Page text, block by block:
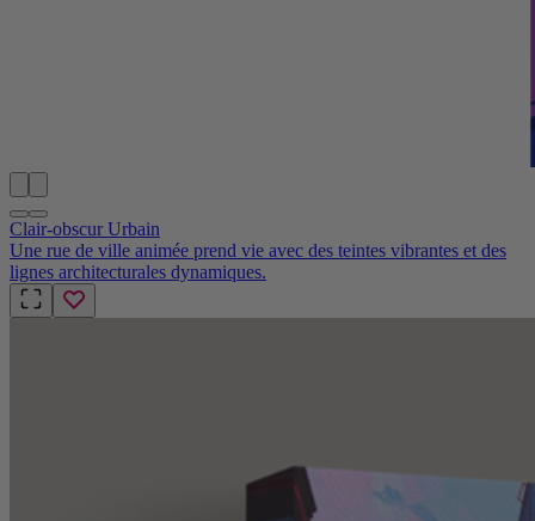
Clair-obscur Urbain
Une rue de ville animée prend vie avec des teintes vibrantes et des
lignes architecturales dynamiques.